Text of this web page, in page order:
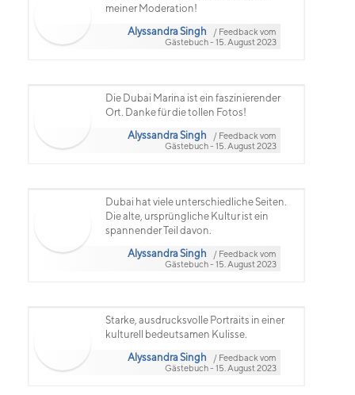
meiner Moderation!
Alyssandra Singh
/ Feedback vom
Gästebuch - 15. August 2023
Die Dubai Marina ist ein faszinierender
Ort. Danke für die tollen Fotos!
Alyssandra Singh
/ Feedback vom
Gästebuch - 15. August 2023
Dubai hat viele unterschiedliche Seiten.
Die alte, ursprüngliche Kultur ist ein
spannender Teil davon.
Alyssandra Singh
/ Feedback vom
Gästebuch - 15. August 2023
Starke, ausdrucksvolle Portraits in einer
kulturell bedeutsamen Kulisse.
Alyssandra Singh
/ Feedback vom
Gästebuch - 15. August 2023